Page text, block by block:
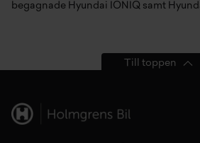
begagnade Hyundai IONIQ samt
Till toppen